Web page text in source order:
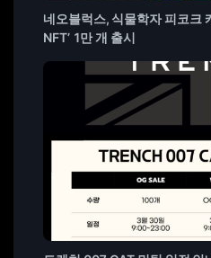
네오블럭스, 식물학자 피코크
NFT’ 1만 개 출시